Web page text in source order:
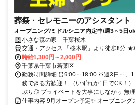
葬祭・セレモニーのアシスタント
オープニング/ミドルシニア内定中/週3～5日
小さな森の家 千葉桜木
交通・アクセス 「桜木駅」より徒歩8分 ★
時給1,300円～2,000円
千葉県千葉市若葉区
勤務時間詳細 ⏰9:00～18:00 ※週3日～、1
務できる方歓迎！ （いずれか1日でOK！
ぷり◎ プライベートを大事にしながら 無理
仕事内容 9月オープン予定✨ オープニング